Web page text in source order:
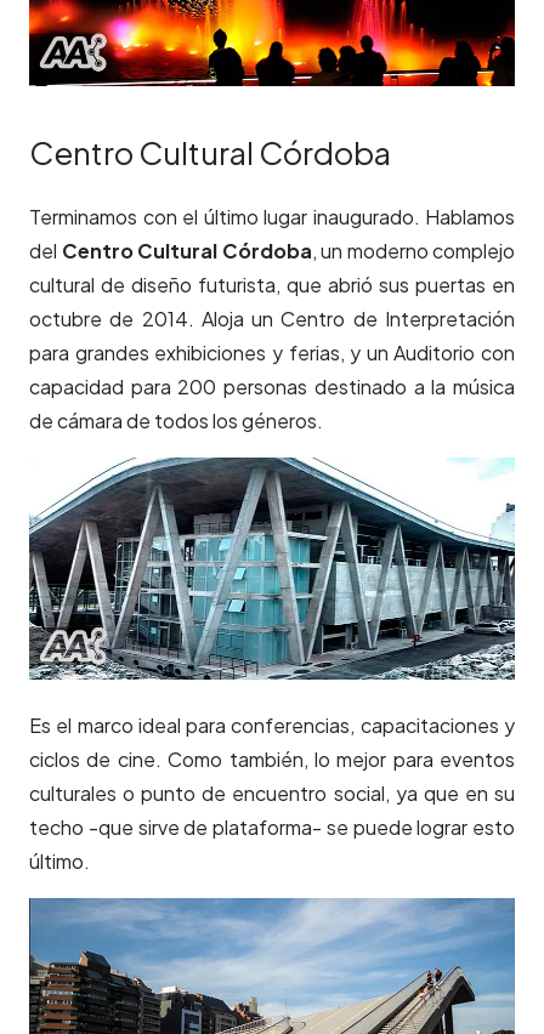
Centro Cultural Córdoba
Terminamos con el último lugar inaugurado. Hablamos
del Centro Cultural Córdoba, un moderno complejo
cultural de diseño futurista, que abrió sus puertas en
octubre de 2014. Aloja un Centro de Interpretación
para grandes exhibiciones y ferias, y un Auditorio con
capacidad para 200 personas destinado a la música
de cámara de todos los géneros.
Es el marco ideal para conferencias, capacitaciones y
ciclos de cine. Como también, lo mejor para eventos
culturales o punto de encuentro social, ya que en su
techo -que sirve de plataforma- se puede lograr esto
último.